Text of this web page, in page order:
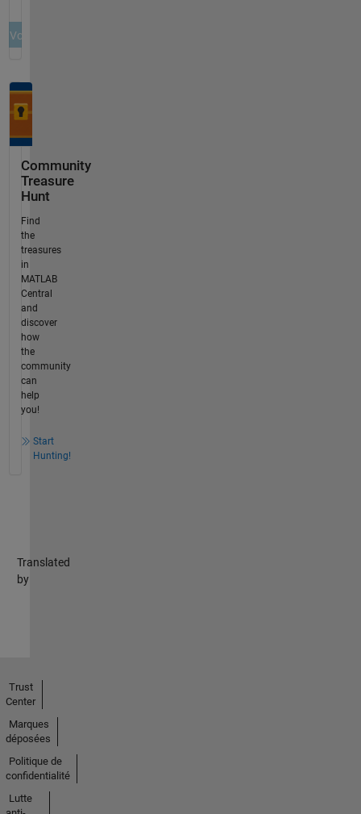
Community
Treasure
Hunt
Find
the
treasures
in
MATLAB
Central
and
discover
how
the
community
can
help
you!
Start
Hunting!
Translated
by
Trust
Center
Marques
déposées
Politique de
confidentialité
Lutte